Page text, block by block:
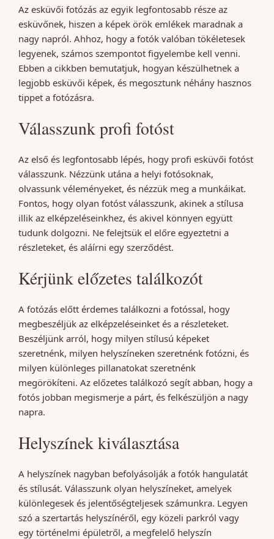
Az esküvői fotózás az egyik legfontosabb része az
esküvőnek, hiszen a képek örök emlékek maradnak a
nagy napról. Ahhoz, hogy a fotók valóban tökéletesek
legyenek, számos szempontot figyelembe kell venni.
Ebben a cikkben bemutatjuk, hogyan készülhetnek a
legjobb esküvői képek, és megosztunk néhány hasznos
tippet a fotózásra.
Válasszunk profi fotóst
Az első és legfontosabb lépés, hogy profi esküvői fotóst
válasszunk. Nézzünk utána a helyi fotósoknak,
olvassunk véleményeket, és nézzük meg a munkáikat.
Fontos, hogy olyan fotóst válasszunk, akinek a stílusa
illik az elképzeléseinkhez, és akivel könnyen együtt
tudunk dolgozni. Ne felejtsük el előre egyeztetni a
részleteket, és aláírni egy szerződést.
Kérjünk előzetes találkozót
A fotózás előtt érdemes találkozni a fotóssal, hogy
megbeszéljük az elképzeléseinket és a részleteket.
Beszéljünk arról, hogy milyen stílusú képeket
szeretnénk, milyen helyszíneken szeretnénk fotózni, és
milyen különleges pillanatokat szeretnénk
megörökíteni. Az előzetes találkozó segít abban, hogy a
fotós jobban megismerje a párt, és felkészüljön a nagy
napra.
Helyszínek kiválasztása
A helyszínek nagyban befolyásolják a fotók hangulatát
és stílusát. Válasszunk olyan helyszíneket, amelyek
különlegesek és jelentőségteljesek számunkra. Legyen
szó a szertartás helyszínéről, egy közeli parkról vagy
egy történelmi épületről, a megfelelő helyszín